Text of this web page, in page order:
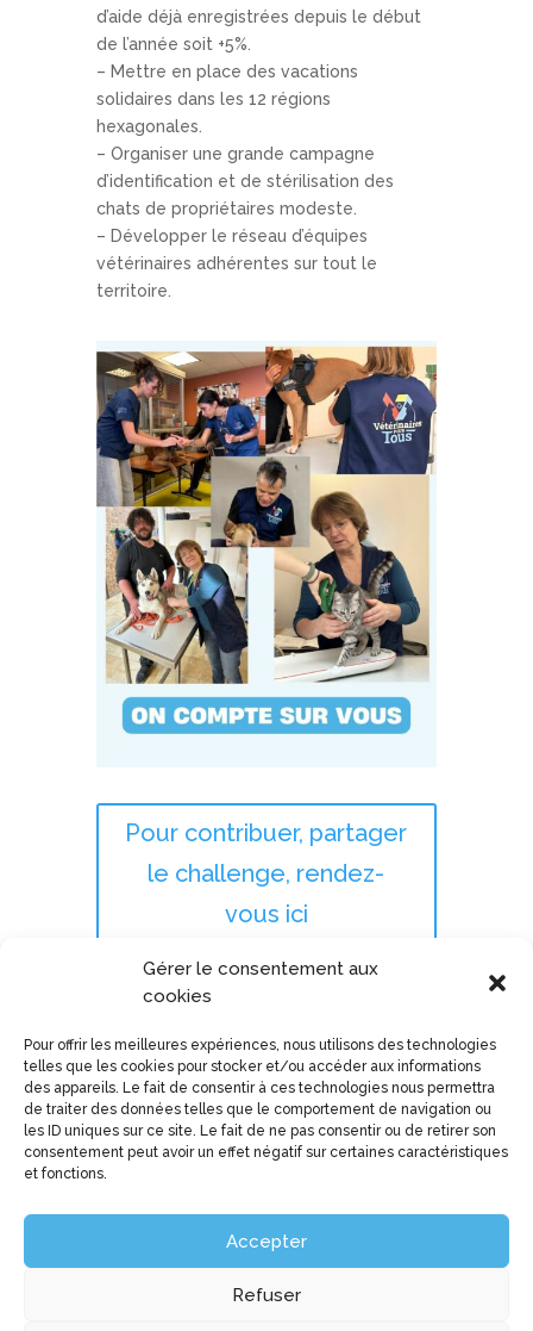
Gérer le consentement aux
cookies
Pour offrir les meilleures expériences, nous utilisons des technologies
telles que les cookies pour stocker et/ou accéder aux informations
des appareils. Le fait de consentir à ces technologies nous permettra
de traiter des données telles que le comportement de navigation ou
les ID uniques sur ce site. Le fait de ne pas consentir ou de retirer son
consentement peut avoir un effet négatif sur certaines caractéristiques
et fonctions.
Accepter
Refuser
d’aide déjà enregistrées depuis le début
de l’année soit +5%.
– Mettre en place des vacations
solidaires dans les 12 régions
hexagonales.
– Organiser une grande campagne
d’identification et de stérilisation des
chats de propriétaires modeste.
– Développer le réseau d’équipes
vétérinaires adhérentes sur tout le
territoire.
Pour contribuer, partager
le challenge, rendez-
vous ici
Mentions légales– Fait par
Je suis vétérinaire|